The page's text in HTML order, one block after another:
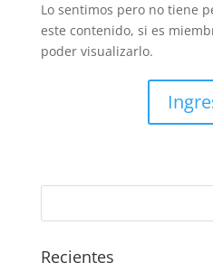
Lo sentimos pero no tiene
este contenido, si es
poder visualizarlo.
Recientes